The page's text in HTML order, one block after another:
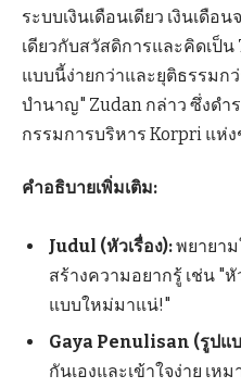
ระบบเงินเดือนเดียว เงินเดื
เดียวกับสวัสดิการและคิดเป็
แบบนี้ง่ายกว่าและยุติธรรมก
บำนาญ" Zudan กล่าว ซึ่งด
กรรมการบริหาร Korpri แห่
คำอธิบายเพิ่มเติม:
Judul (หัวเรื่อง):พยายา
สร้างความอยากรู้ เช่น "หั
แบบใหม่มาแน่!"
Gaya Penulisan (รูปแ
กันเองและเข้าใจง่าย เห